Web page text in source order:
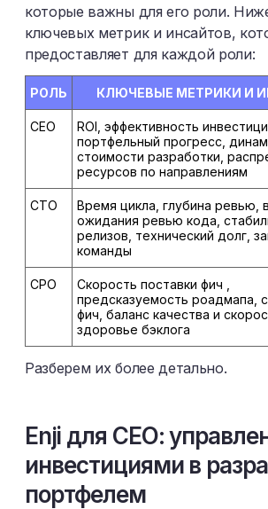
которые важны для его роли.
ключевых метрик и инсайтов,
предоставляет для каждой роли:
РОЛЬ КЛЮЧЕВЫЕ МЕТРИКИ И
CEO
ROI, эффективность
портфельный прогресс,
стоимости разработки,
ресурсов по направлениям
CTO
Время цикла, глубина ревью,
ожидания ревью кода,
релизов, технический долг,
команды
CPO
Скорость поставки фич ,
предсказуемость роадмапа,
фич, баланс качества и
здоровье бэклога
Разберем их более детально.
Enji для CEO:
инвестициями в
портфелем